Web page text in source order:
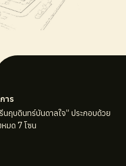
าร
บดินทร์บันดาลใจ” ประกอบด้วย
มด 7 โซน